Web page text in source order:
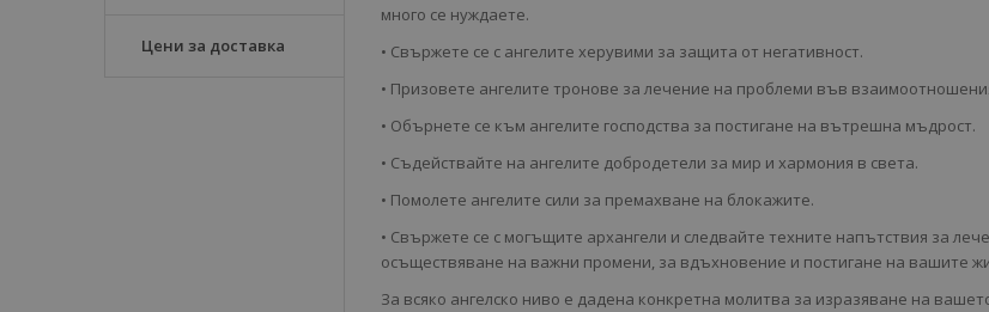
Цени за доставка
много се нуждаете.
• Свържете се с ангелите херувими за защита от негативност.
• Призовете ангелите тронове за лечение на проблеми във
• Обърнете се към ангелите господства за постигане на вътрешна мъдрост.
• Съдействайте на ангелите добродетели за мир и хармония в света.
• Помолете ангелите сили за премахване на блокажите.
• Свържете се с могъщите архангели и следвайте техните напътствия за
осъществяване на важни промени, за вдъхновение и постигане на вашите
За всяко ангелско ниво е дадена конкретна молитва за изразяване на